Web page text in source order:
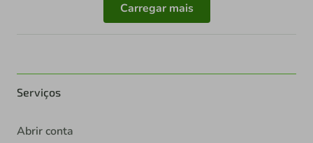
Carregar mais
Serviços
Abrir conta